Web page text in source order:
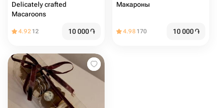
Delicately crafted
Macaroons
4.92 12 10 000֏
Макароны
4.98 170 10 000֏